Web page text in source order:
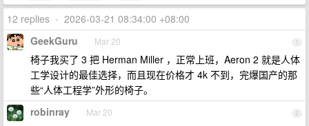
12 replies • 2026-03-21 08:34:00 +08:00
1
GeekGuru Mar 20
椅子我买了 3 把 Herman Miller ，正常上班，Aeron 2 就是人体
工学设计的最佳选择，而且现在价格才 4k 不到，完爆国产的那
些“人体工程学”外形的椅子。
2
robinray Mar 20